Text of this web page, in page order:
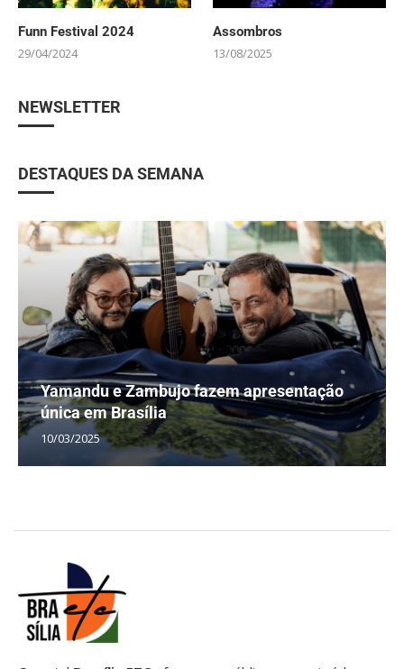
Funn Festival 2024
29/04/2024
Assombros
13/08/2025
NEWSLETTER
DESTAQUES DA SEMANA
Yamandu e Zambujo fazem apresentação
única em Brasília
10/03/2025